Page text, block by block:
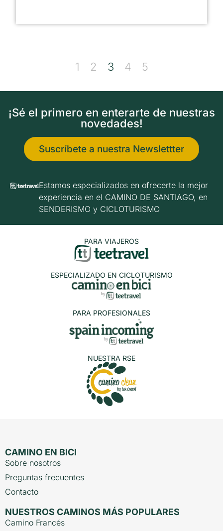
1 2 3 4 5
¡Sé el primero en enterarte de nuestras
novedades!
Suscríbete a nuestra Newslettter
Estamos especializados en ofrecerte la mejor
experiencia en el CAMINO DE SANTIAGO, en
SENDERISMO y CICLOTURISMO
PARA VIAJEROS
ESPECIALIZADO EN CICLOTURISMO
PARA PROFESIONALES
NUESTRA RSE
CAMINO EN BICI
Sobre nosotros
Preguntas frecuentes
Contacto
NUESTROS CAMINOS MÁS POPULARES
Camino Francés